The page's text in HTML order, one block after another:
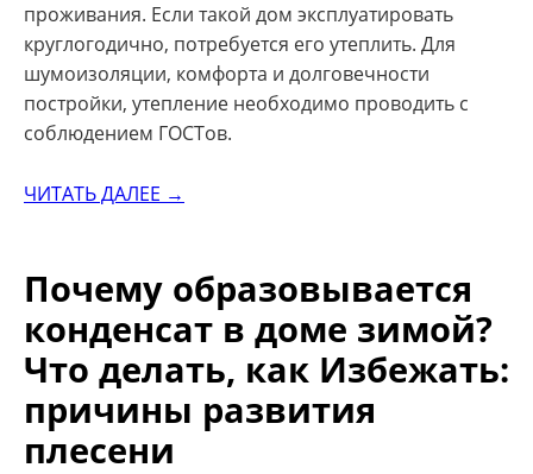
проживания. Если такой дом эксплуатировать
круглогодично, потребуется его утеплить. Для
шумоизоляции, комфорта и долговечности
постройки, утепление необходимо проводить с
соблюдением ГОСТов.
ЧИТАТЬ ДАЛЕЕ →
Почему образовывается
конденсат в доме зимой?
Что делать, как Избежать:
причины развития
плесени